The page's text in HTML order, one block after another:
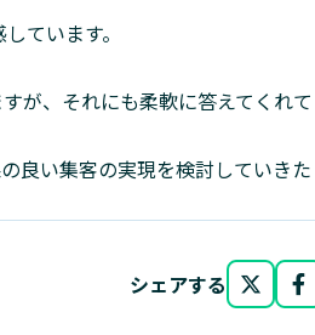
ています。
が、それにも柔軟に答えてくれて
良い集客の実現を検討していきた
シェアする